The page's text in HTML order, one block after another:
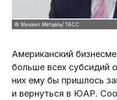
© Михаил Метцель/ ТАСС
Американский
больше всех субсидий
них ему бы пришлось
и вернуться в ЮАР.